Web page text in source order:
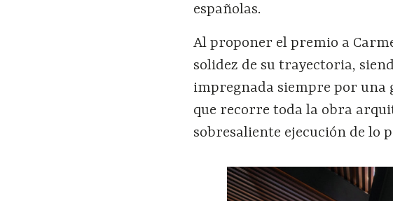
españolas.
Al proponer el premio a
solidez de su trayectoria,
impregnada siempre por una
que recorre toda la obra
sobresaliente ejecución de lo